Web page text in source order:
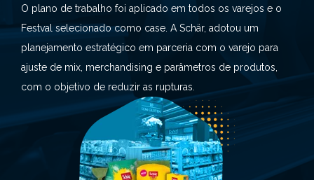
O plano de trabalho foi aplicado em todos os varejos e o
Festval selecionado como case. A Schär, adotou um
planejamento estratégico em parceria com o varejo para
ajuste de mix, merchandising e parâmetros de produtos,
com o objetivo de reduzir as rupturas.